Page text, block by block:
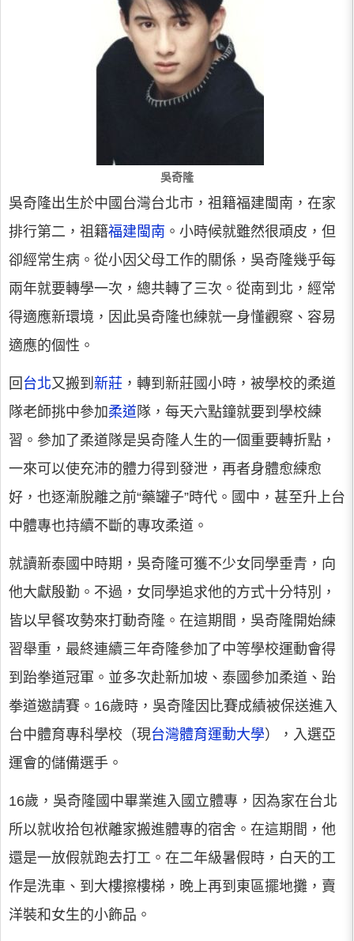
吳奇隆
吳奇隆出生於中國台灣台北市，祖籍福建閩南，在家
排行第二，祖籍福建閩南 。小時候就雖然很頑皮，但
卻經常生病。從小因父母工作的關係，吳奇隆幾乎每
兩年就要轉學一次，總共轉了三次。從南到北，經常
得適應新環境，因此吳奇隆也練就一身懂觀察、容易
適應的個性。
回 台北又搬到 新莊 ，轉到新莊國小時，被學校的柔道
隊老師挑中參加 柔道隊，每天六點鐘就要到學校練
習。參加了柔道隊是吳奇隆人生的一個重要轉折點，
一來可以使充沛的體力得到發泄，再者身體愈練愈
好，也逐漸脫離之前“藥罐子”時代。國中，甚至升上台
中體專也持續不斷的專攻柔道。
就讀新泰國中時期，吳奇隆可獲不少女同學垂青，向
他大獻殷勤。不過，女同學追求他的方式十分特別，
皆以早餐攻勢來打動奇隆。在這期間，吳奇隆開始練
習舉重，最終連續三年奇隆參加了中等學校運動會得
到跆拳道冠軍。並多次赴新加坡、泰國參加柔道、跆
拳道邀請賽。16歲時，吳奇隆因比賽成績被保送進入
台中體育專科學校（現台灣體育運動大學），入選亞
運會的儲備選手。
16歲，吳奇隆國中畢業進入國立體專，因為家在台北
所以就收拾包袱離家搬進體專的宿舍。在這期間，他
還是一放假就跑去打工。在二年級暑假時，白天的工
作是洗車、到大樓擦樓梯，晚上再到東區擺地攤，賣
洋裝和女生的小飾品。